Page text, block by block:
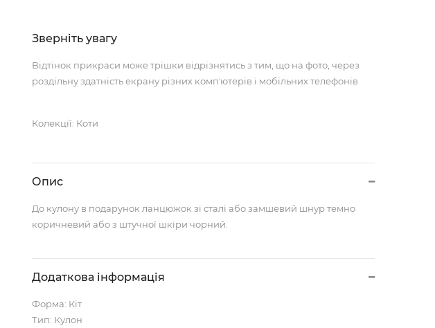
Зверніть увагу
Відтінок прикраси може трішки відрізнятись з тим, що на фото, через
роздільну здатність екрану різних компʼютерів і мобільних телефонів
Колекції: Коти
Опис
До кулону в подарунок ланцюжок зі сталі або замшевий шнур темно
коричневий або з штучної шкіри чорний.
Додаткова інформація
Форма: Кіт
Тип: Кулон